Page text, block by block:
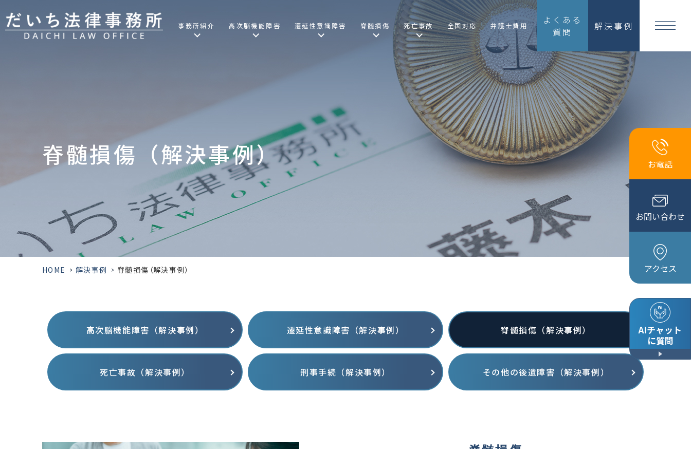
事務所紹介 高次脳機能障害 遷延性意識障害 脊髄損傷 死亡事故 全国対応 弁護士費用
よくある
質問
解決事例
脊髄損傷（解決事例）
HOME > 解決事例 > 脊髄損傷（解決事例）
高次脳機能障害（解決事例） 遷延性意識障害（解決事例） 脊髄損傷（解決事例）
死亡事故（解決事例） 刑事手続（解決事例） その他の後遺障害（解決事例）
お電話
お問い合わせ
アクセス
AIチャット
に質問